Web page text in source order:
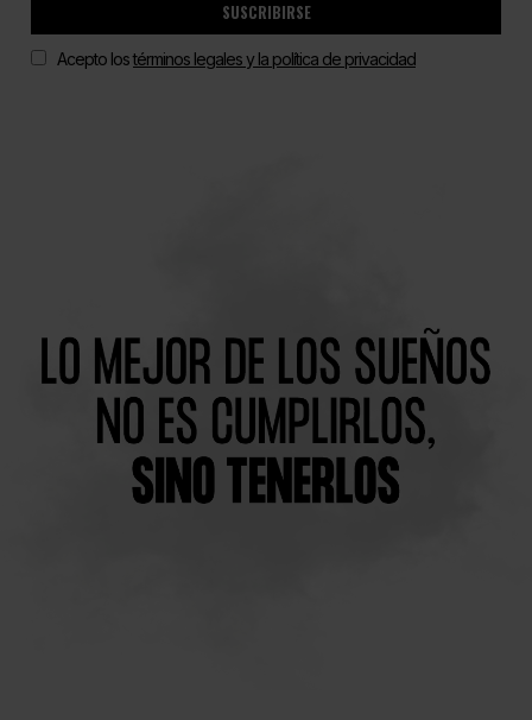
SUSCRIBIRSE
Acepto lostérminos legales y la política de privacidad